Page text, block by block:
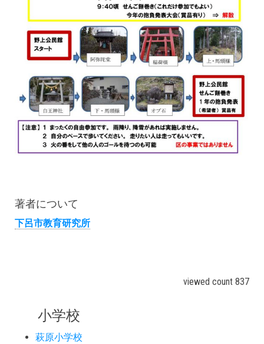
著者について
下呂市教育研究所
viewed count 837
小学校
萩原小学校